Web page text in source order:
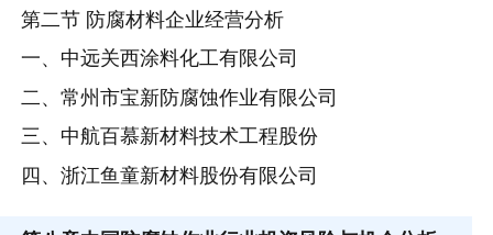
第二节 防腐材料企业经营分析
一、中远关西涂料化工有限公司
二、常州市宝新防腐蚀作业有限公司
三、中航百慕新材料技术工程股份
四、浙江鱼童新材料股份有限公司